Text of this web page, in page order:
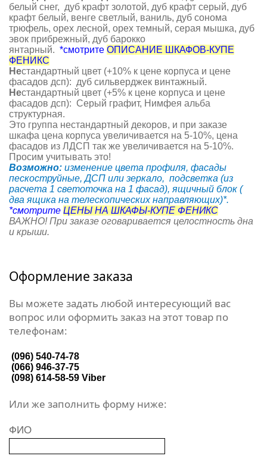
белый снег, дуб крафт золотой, дуб крафт серый, дуб
крафт белый, венге светлый, ваниль, дуб сонома
трюфель, орех лесной, орех темный, серая мышка, дуб
эвок прибрежный, дуб барокко
янтарный. *смотрите ОПИСАНИЕ ШКАФОВ-КУПЕ
ФЕНИКС
Нестандартный цвет (+10% к цене корпуса и цене
фасадов дсп): дуб сильверджек винтажный.
Нестандартный цвет (+5% к цене корпуса и цене
фасадов дсп): Серый графит, Нимфея альба
структурная.
Это группа нестандартный декоров, и при заказе
шкафа цена корпуса увеличивается на 5-10%, цена
фасадов из ЛДСП так же увеличивается на 5-10%.
Просим учитывать это!
Возможно: изменение цвета профиля, фасады
пескоструйные, ДСП или зеркало, подсветка (из
расчета 1 светоточка на 1 фасад), ящичный блок (
два ящика на телескопических направляющих)*.
*смотрите ЦЕНЫ НА ШКАФЫ-КУПЕ ФЕНИКС
ВАЖНО! При заказе оговаривается целостность дна
и крыши.
Оформление заказа
Вы можете задать любой интересующий вас
вопрос или оформить заказ на этот товар по
телефонам:
(096) 540-74-78
(066) 946-37-75
(098) 614-58-59 Viber
Или же заполнить форму ниже:
ФИО